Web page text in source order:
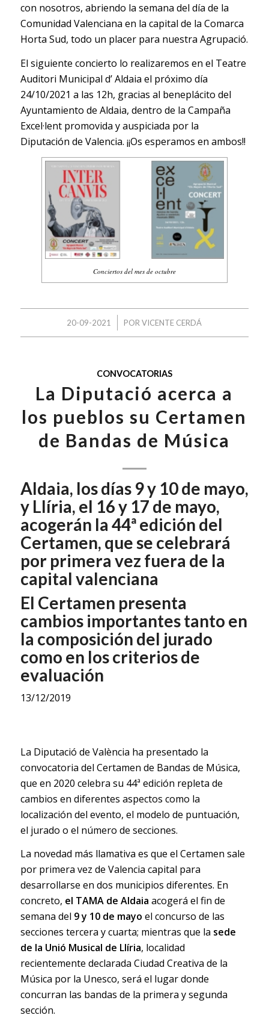
con nosotros, abriendo la semana del día de la
Comunidad Valenciana en la capital de la Comarca
Horta Sud, todo un placer para nuestra Agrupació.
El siguiente concierto lo realizaremos en el Teatre
Auditori Municipal d’ Aldaia el próximo día
24/10/2021 a las 12h, gracias al beneplácito del
Ayuntamiento de Aldaia, dentro de la Campaña
Excel·lent promovida y auspiciada por la
Diputación de Valencia. ¡¡Os esperamos en ambos!!
Conciertos del mes de octubre
20-09-2021
/ PORVICENTE CERDÁ
CONVOCATORIAS
La Diputació acerca a
los pueblos su Certamen
de Bandas de Música
Aldaia, los días 9 y 10 de mayo,
y Llíria, el 16 y 17 de mayo,
acogerán la 44ª edición del
Certamen, que se celebrará
por primera vez fuera de la
capital valenciana
El Certamen presenta
cambios importantes tanto en
la composición del jurado
como en los criterios de
evaluación
13/12/2019
La Diputació de València ha presentado la
convocatoria del Certamen de Bandas de Música,
que en 2020 celebra su 44ª edición repleta de
cambios en diferentes aspectos como la
localización del evento, el modelo de puntuación,
el jurado o el número de secciones.
La novedad más llamativa es que el Certamen sale
por primera vez de Valencia capital para
desarrollarse en dos municipios diferentes. En
concreto, el TAMA de Aldaia acogerá el fin de
semana del 9 y 10 de mayo el concurso de las
secciones tercera y cuarta; mientras que la sede
de la Unió Musical de Llíria, localidad
recientemente declarada Ciudad Creativa de la
Música por la Unesco, será el lugar donde
concurran las bandas de la primera y segunda
sección.